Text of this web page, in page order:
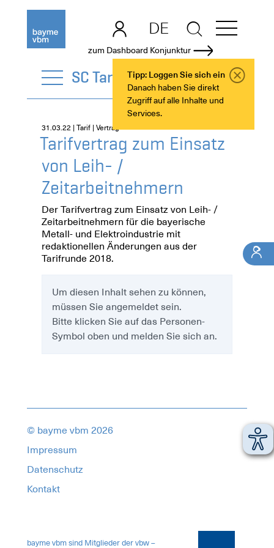
zum Dashboard Konjunktur
Tipp: Loggen Sie sich ein
Danach haben Sie direkt
Zugriff auf alle Inhalte und
Services.
DE
EN
SC Tarif
31.03.22 | Tarif | Vertrag
Tarifvertrag zum Einsatz
von Leih- /
Zeitarbeitnehmern
Der Tarifvertrag zum Einsatz von Leih- /
Zeitarbeitnehmern für die bayerische
Metall- und Elektroindustrie mit
redaktionellen Änderungen aus der
Tarifrunde 2018.
Um diesen Inhalt sehen zu können,
müssen Sie angemeldet sein.
Bitte klicken Sie auf das Personen-
Symbol oben und melden Sie sich an.
© bayme vbm 2026
Impressum
Datenschutz
Kontakt
bayme vbm sind Mitglieder der vbw –